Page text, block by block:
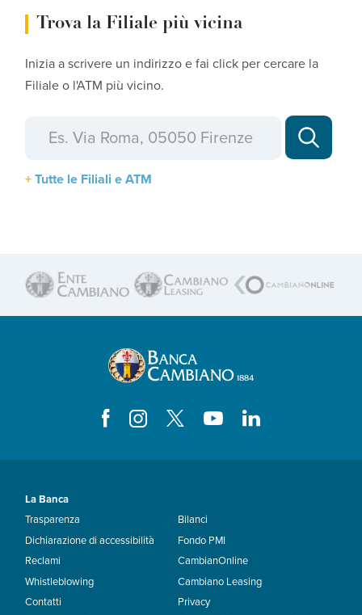
Trova la Filiale più vicina
Inizia a scrivere un indirizzo e fai click per cercare la
Filiale o l'ATM più vicino.
Tutte le Filiali e ATM
La Banca
Trasparenza
Dichiarazione di accessibilità
Reclami
Whistleblowing
Contatti
Bilanci
Fondo PMI
CambianOnline
Cambiano Leasing
Privacy